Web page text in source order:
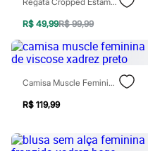
Tênis
Marcas
City
Clock House
Mindset
Sawary
Yessica
Acessórios
Calçados
Leggings
R$ 49,99R$ 99,99
Camisa Muscle Feminina De Viscose Xadrez Preto
R$ 119,99